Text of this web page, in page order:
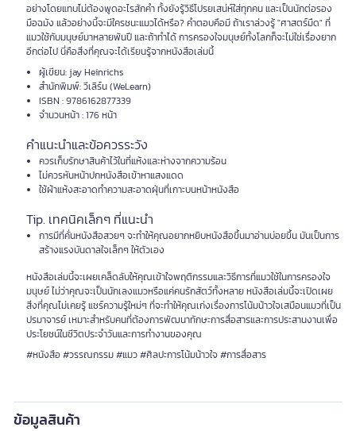
อย่างโดยแทบไม่ต้องพูดอะไรสักคำ ทั้งยังรู้วิธีโปรยเสน่ห์ใส่ทุกคน และเป็นนักต่อรอง
มือฉมัง แล้วอย่างนี้จะมีใครชนะแมวได้หรือ? คำตอบคือมี ถ้าเราล่วงรู้ "ศาสตร์มืด" ที่
แมวใช้กับมนุษย์มาหลายพันปี และถ้าทำได้ การครองใจมนุษย์ทั้งโลกก็จะไม่ใช่เรื่องยาก
อีกต่อไป นี่คือสิ่งที่คุณจะได้เรียนรู้จากหนังสือเล่มนี้
ผู้เขียน: jay Heinrichs
สำนักพิมพ์: วีเลิร์น (WeLearn)
ISBN : 9786162877339
จำนวนหน้า : 176 หน้า
คำแนะนำและข้อควรระวัง
ควรเก็บรักษาสินค้าไว้ในที่แห้งและห่างจากความร้อน
ไม่ควรหันหน้าปกหนังสือเข้าหาแสงแดด
ใช้ผ้าแห้งสะอาดทำความสะอาดฝุ่นที่เกาะบนหน้าหนังสือ
Tip. เทคนิคเล็กๆ ที่แนะนำ
การมีที่คั่นหนังสือสวยๆ จะทำให้คุณอยากหยิบหนังสือขึ้นมาอ่านบ่อยขึ้น มันเป็นการ
สร้างแรงบันดาลใจเล็กๆ ให้ตัวเอง
หนังสือเล่มนี้จะเผยเคล็ดลับให้คุณเข้าใจพฤติกรรมและวิธีการที่แมวใช้ในการครองใจ
มนุษย์ ไม่ว่าคุณจะเป็นนักเลงแมวหรือแค่คนรักสัตว์ทั้งหลาย หนังสือเล่มนี้จะเปิดเผย
สิ่งที่คุณไม่เคยรู้ แชร์ความรู้ใหม่ๆ ที่จะทำให้คุณเก่งเรื่องการโน้มน้าวใจเสมือนแมวที่เป็น
ปรมาจารย์ เหมาะสำหรับคนที่ต้องการพัฒนาทักษะการสื่อสารและการประสานงานเพื่อ
ประโยชน์ในชีวิตประจำวันและการทำงานของคุณ
#หนังสือ #วรรณกรรม #แมว #ศิลปะการโน้มน้าวใจ #การสื่อสาร
ข้อมูลสินค้า